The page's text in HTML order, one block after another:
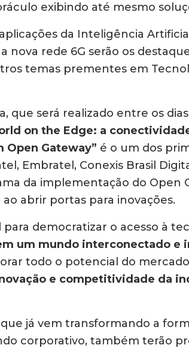
exibindo até mesmo
da Inteligência
nova rede 6G serão os
temas prementes em
será realizado entre os
on the Edge: a
Open Gateway” é o um dos
Embratel, Conexis Brasil
da implementação do Open
abrir portas para inovações.
democratizar o acesso à
um mundo interconectado e
todo o potencial do
e competitividade da
já vem transformando a
corporativo, também terão